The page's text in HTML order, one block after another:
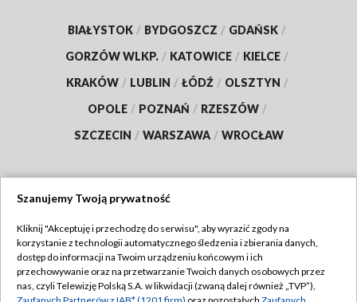
BIAŁYSTOK / BYDGOSZCZ / GDAŃSK /
GORZÓW WLKP. / KATOWICE / KIELCE /
KRAKÓW / LUBLIN / ŁÓDŹ / OLSZTYN /
OPOLE / POZNAŃ / RZESZÓW /
SZCZECIN / WARSZAWA / WROCŁAW
TVP
Abonament TVP
Emisja w TVP
Regulamin TVP
Szanujemy Twoją prywatność
Kliknij "Akceptuję i przechodzę do serwisu", aby wyrazić zgody na
korzystanie z technologii automatycznego śledzenia i zbierania danych,
dostęp do informacji na Twoim urządzeniu końcowym i ich
przechowywanie oraz na przetwarzanie Twoich danych osobowych przez
nas, czyli Telewizję Polską S.A. w likwidacji (zwaną dalej również „TVP”),